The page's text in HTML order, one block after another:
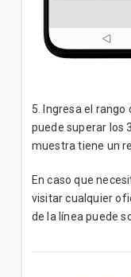
5. Ingresa el rango
puede superar los
muestra tiene un
En caso que
visitar cualquier
de la línea puede